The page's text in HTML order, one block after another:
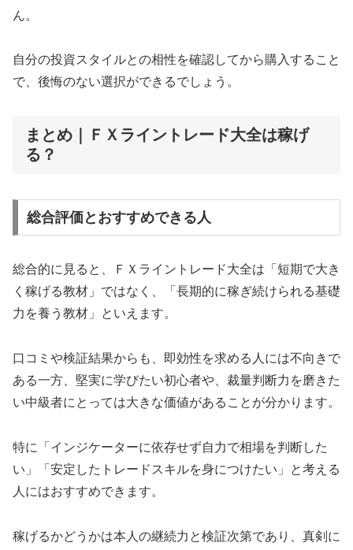
ん。
自分の投資スタイルとの相性を確認してから購入すること
で、後悔のない選択ができるでしょう。
まとめ｜ＦＸライントレード大全は稼げ
る？
総合評価とおすすめできる人
総合的に見ると、ＦＸライントレード大全は「短期で大き
く稼げる教材」ではなく、「長期的に稼ぎ続けられる基礎
力を養う教材」といえます。
口コミや検証結果からも、即効性を求める人には不向きで
ある一方、堅実に学びたい初心者や、裁量判断力を磨きた
い中級者にとっては大きな価値があることが分かります。
特に「インジケーターに依存せず自力で相場を判断した
い」「安定したトレードスキルを身につけたい」と考える
人にはおすすめできます。
稼げるかどうかは本人の継続力と検証次第であり、真剣に